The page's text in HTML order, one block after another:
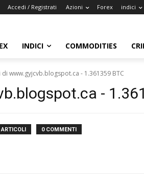
Accedi / Registrati Azioni Forex indici
INDICI COMMODITIES
www.gyjcvb.blogspot.ca - 1.361359 BTC
-
ARTICOLI 0 COMMENTI